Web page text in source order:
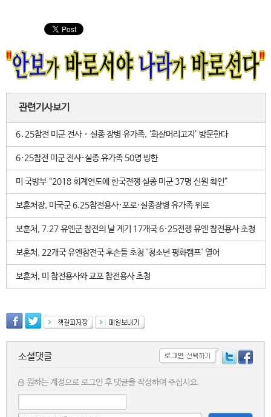
관련기사보기
6․25참전 미군 전사・실종 장병 유가족, ‘화살머리고지’ 방문한다
6·25참전 미군 전사·실종 유가족 50명 방한
미 국방부 “2018 회계연도에 한국전쟁 실종 미군 37명 신원 확인”
보훈처장, 미국군 6.25참전용사·포로·실종장병 유가족 위로
보훈처, 7.27 유엔군 참전의 날 계기 17개국 6·25전쟁 유엔 참전용사 초청
보훈처, 22개국 유엔참전국 후손들 초청 '청소년 평화캠프' 열어
보훈처, 미 참전용사와 교포 참전용사 초청
소셜댓글
원하는 계정으로 로그인 후 댓글을 작성하여 주십시요.